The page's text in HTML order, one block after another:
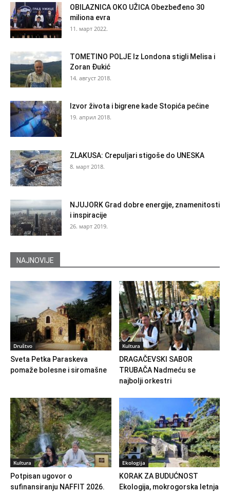
OBILAZNICA OKO UŽICA Obezbeđeno 30
miliona evra
11. март 2022.
TOMETINO POLJE Iz Londona stigli Melisa i
Zoran Đukić
14. август 2018.
Izvor života i bigrene kade Stopića pećine
19. април 2018.
ZLAKUSA: Crepuljari stigoše do UNESKA
8. март 2018.
NJUJORK Grad dobre energije, znamenitosti
i inspiracije
26. март 2019.
NAJNOVIJE
Društvo
Sveta Petka Paraskeva
pomaže bolesne i siromašne
Kultura
DRAGAČEVSKI SABOR
TRUBAČA Nadmeću se
najbolji orkestri
Kultura
Potpisan ugovor o
sufinansiranju NAFFIT 2026.
Ekologija
KORAK ZA BUDUĆNOST
Ekologija, mokrogorska letnja